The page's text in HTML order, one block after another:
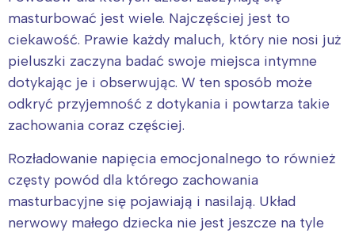
masturbować jest wiele. Najczęściej jest to
ciekawość. Prawie każdy maluch, który nie nosi już
pieluszki zaczyna badać swoje miejsca intymne
dotykając je i obserwując. W ten sposób może
odkryć przyjemność z dotykania i powtarza takie
zachowania coraz częściej.
Rozładowanie napięcia emocjonalnego to również
częsty powód dla którego zachowania
masturbacyjne się pojawiają i nasilają. Układ
nerwowy małego dziecka nie jest jeszcze na tyle